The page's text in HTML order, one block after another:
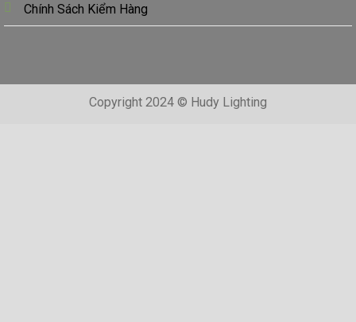
Chính Sách Kiểm Hàng
Copyright 2024 © Hudy Lighting